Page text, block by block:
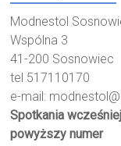
Modnestol
Wspólna 3
41-200 Sosnowiec
tel 517110170
e-mail:
Spotkania
powyższy numer